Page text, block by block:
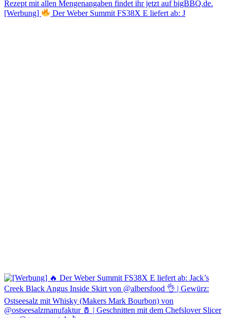
[Werbung] Der Weber Summit FS38X E liefert ab: J